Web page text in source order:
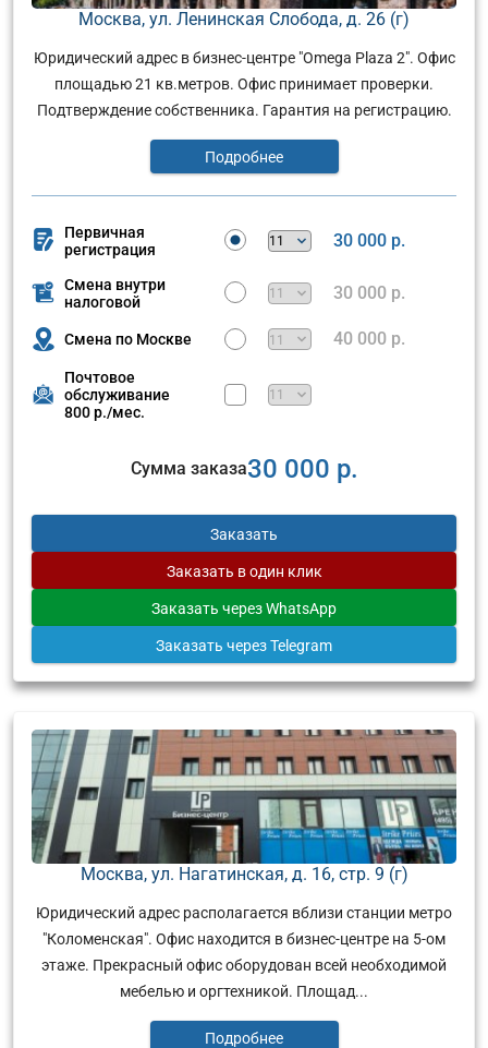
Москва, ул. Ленинская Слобода, д. 26 (г)
Юридический адрес в бизнес-центре "Omega Plaza 2". Офис
площадью 21 кв.метров. Офис принимает проверки.
Подтверждение собственника. Гарантия на регистрацию.
Подробнее
Первичная
регистрация
30 000 р.
Смена внутри
налоговой
30 000 р.
Смена по Москве 40 000 р.
Почтовое
обслуживание
800 р./мес.
Сумма заказа30 000 р.
Заказать
Заказать в один клик
Заказать через WhatsApp
Заказать через Telegram
Москва, ул. Нагатинская, д. 16, стр. 9 (г)
Юридический адрес располагается вблизи станции метро
"Коломенская". Офис находится в бизнес-центре на 5-ом
этаже. Прекрасный офис оборудован всей необходимой
мебелью и оргтехникой. Площад...
Подробнее